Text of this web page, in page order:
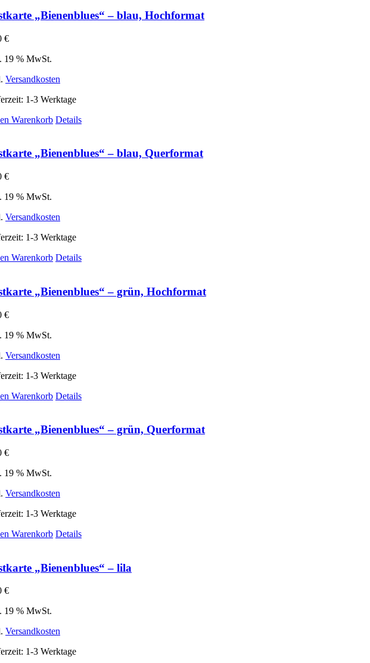
mehrere
Varianten
Produktseite
werden
„Bienenblues“ – blau, Hochformat
€
19 % MwSt.
Versandkosten
1-3 Werktage
Warenkorb Details
„Bienenblues“ – blau, Querformat
€
19 % MwSt.
Versandkosten
1-3 Werktage
Warenkorb Details
„Bienenblues“ – grün, Hochformat
€
19 % MwSt.
Versandkosten
1-3 Werktage
Warenkorb Details
„Bienenblues“ – grün, Querformat
€
19 % MwSt.
Versandkosten
1-3 Werktage
Warenkorb Details
„Bienenblues“ – lila
€
19 % MwSt.
Versandkosten
1-3 Werktage